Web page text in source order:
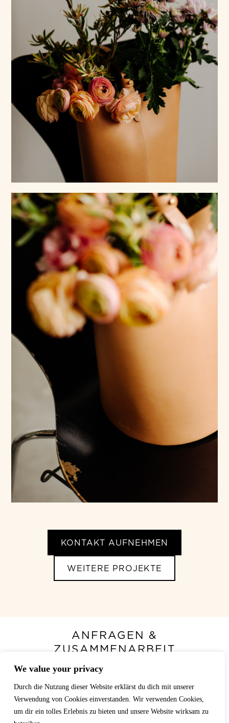
We value your privacy
Durch die Nutzung dieser Website erklärst du dich mit unserer
Verwendung von Cookies einverstanden. Wir verwenden Cookies,
um dir ein tolles Erlebnis zu bieten und unsere Website wirksam zu
KONTAKT AUFNEHMEN
WEITERE PROJEKTE
ANFRAGEN &
ZUSAMMENARBEIT
Hast du ein Projekt im Kopf,das
sichtbar werden soll?